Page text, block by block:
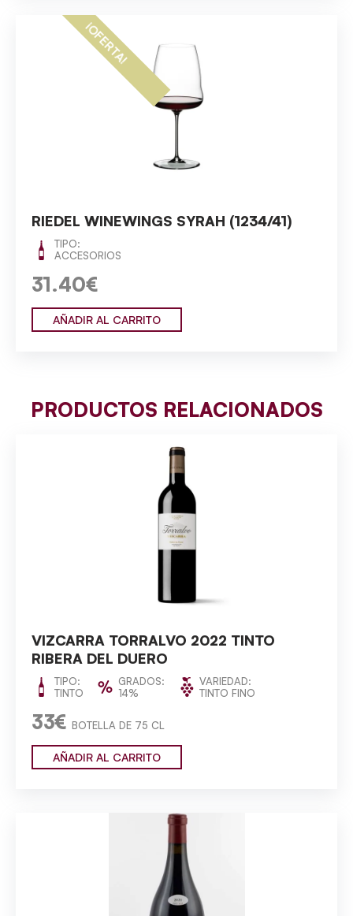
¡OFERTA!
RIEDEL WINEWINGS SYRAH (1234/41)
TIPO:
ACCESORIOS
31.40€
AÑADIR AL CARRITO
PRODUCTOS RELACIONADOS
VIZCARRA TORRALVO 2022 TINTO
RIBERA DEL DUERO
TIPO:
TINTO
GRADOS:
14%
VARIEDAD:
TINTO FINO
33€ BOTELLA DE 75 CL
AÑADIR AL CARRITO